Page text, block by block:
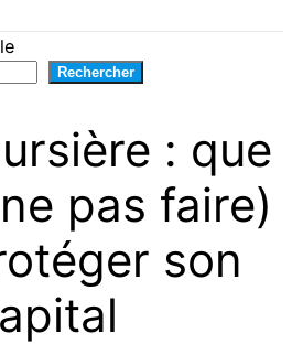
Rechercher
: que
pas faire)
son